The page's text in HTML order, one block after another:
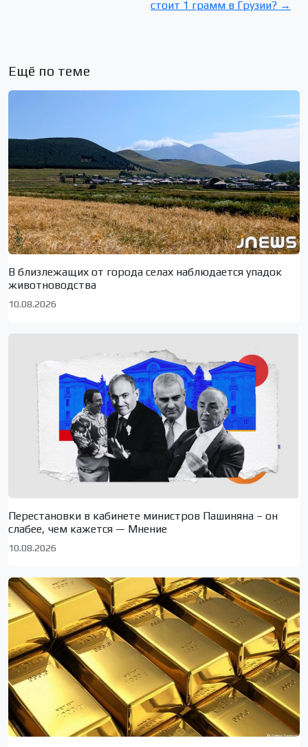
стоит 1 грамм в Грузии? →
Ещё по теме
В близлежащих от города селах наблюдается упадок
животноводства
10.08.2026
Перестановки в кабинете министров Пашиняна – он
слабее, чем кажется — Мнение
10.08.2026